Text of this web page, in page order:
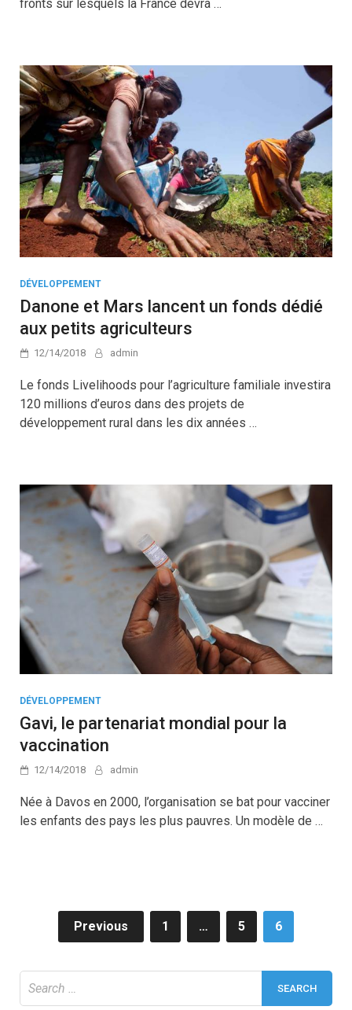
fronts sur lesquels la France devra …
DÉVELOPPEMENT
Danone et Mars lancent un fonds dédié
aux petits agriculteurs
12/14/2018 admin
Le fonds Livelihoods pour l’agriculture familiale investira
120 millions d’euros dans des projets de
développement rural dans les dix années …
DÉVELOPPEMENT
Gavi, le partenariat mondial pour la
vaccination
12/14/2018 admin
Née à Davos en 2000, l’organisation se bat pour vacciner
les enfants des pays les plus pauvres. Un modèle de …
PostsPrevious 1 … 5 6